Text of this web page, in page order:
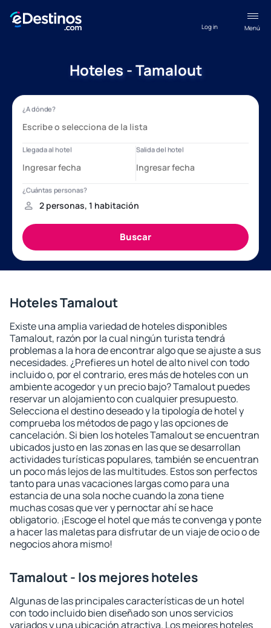
Menú
Log in
Hoteles - Tamalout
Hoteles Tamalout
Existe una amplia variedad de hoteles disponibles
Tamalout, razón por la cual ningún turista tendrá
problemas a la hora de encontrar algo que se ajuste a sus
necesidades. ¿Prefieres un hotel de alto nivel con todo
incluido o, por el contrario, eres más de hoteles con un
ambiente acogedor y un precio bajo? Tamalout puedes
reservar un alojamiento con cualquier presupuesto.
Selecciona el destino deseado y la tipología de hotel y
comprueba los métodos de pago y las opciones de
cancelación. Si bien los hoteles Tamalout se encuentran
ubicados justo en las zonas en las que se desarrollan
actividades turísticas populares, también se encuentran
un poco más lejos de las multitudes. Estos son perfectos
tanto para unas vacaciones largas como para una
estancia de una sola noche cuando la zona tiene
muchas cosas que ver y pernoctar ahí se hace
obligatorio. ¡Escoge el hotel que más te convenga y ponte
a hacer las maletas para disfrutar de un viaje de ocio o de
negocios ahora mismo!
Tamalout - los mejores hoteles
Algunas de las principales características de un hotel
con todo incluido bien diseñado son unos servicios
variados y una ubicación atractiva. Los mejores hoteles